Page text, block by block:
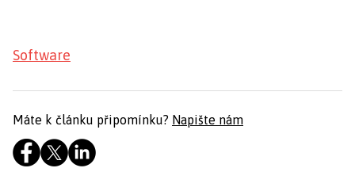
Software
Máte k článku připomínku? Napište nám